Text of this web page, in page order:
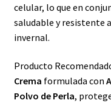
celular, lo que en
saludable y resistente
invernal.
Producto
Crema formulada con
Polvo de Perla,